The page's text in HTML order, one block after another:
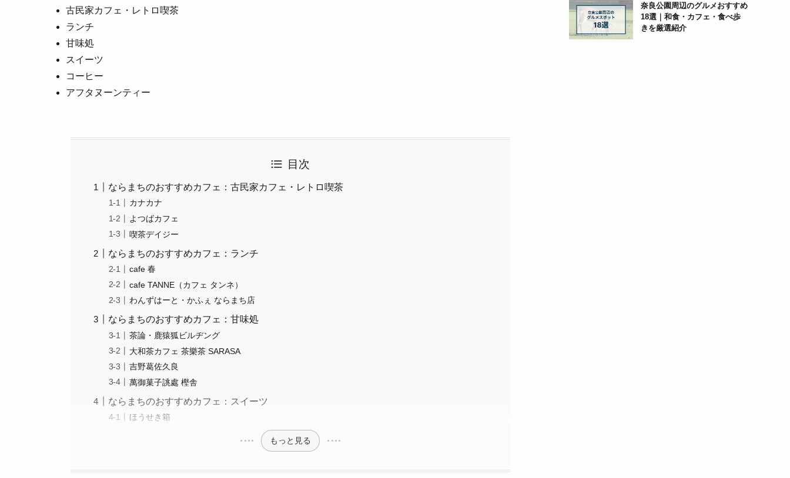
古民家カフェ・レトロ喫茶
ランチ
甘味処
スイーツ
コーヒー
アフタヌーンティー
目次
ならまちのおすすめカフェ：古民家カフェ・レトロ喫茶
カナカナ
よつばカフェ
喫茶デイジー
ならまちのおすすめカフェ：ランチ
cafe 春
cafe TANNE（カフェ タンネ）
わんずはーと・かふぇ ならまち店
ならまちのおすすめカフェ：甘味処
茶論・鹿猿狐ビルヂング
大和茶カフェ 茶樂茶 SARASA
吉野葛佐久良
萬御菓子誂處 樫舎
ならまちのおすすめカフェ：スイーツ
ほうせき箱
もっと見る
奈良公園周辺のグルメおすすめ
18選｜和食・カフェ・食べ歩
きを厳選紹介